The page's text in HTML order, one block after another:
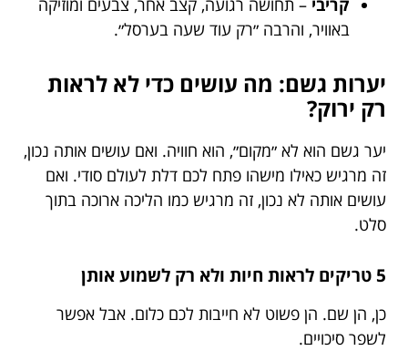
קריבי – תחושה רגועה, קצב אחר, צבעים ומוזיקה
באוויר, והרבה ״רק עוד שעה בערסל״.
יערות גשם: מה עושים כדי לא לראות
רק ירוק?
יער גשם הוא לא ״מקום״, הוא חוויה. ואם עושים אותה נכון,
זה מרגיש כאילו מישהו פתח לכם דלת לעולם סודי. ואם
עושים אותה לא נכון, זה מרגיש כמו הליכה ארוכה בתוך
סלט.
5 טריקים לראות חיות ולא רק לשמוע אותן
כן, הן שם. הן פשוט לא חייבות לכם כלום. אבל אפשר
לשפר סיכויים.